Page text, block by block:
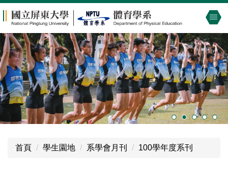
到
主
要
內
容
區
首頁 學生園地 系學會月刊 100學年度系刊